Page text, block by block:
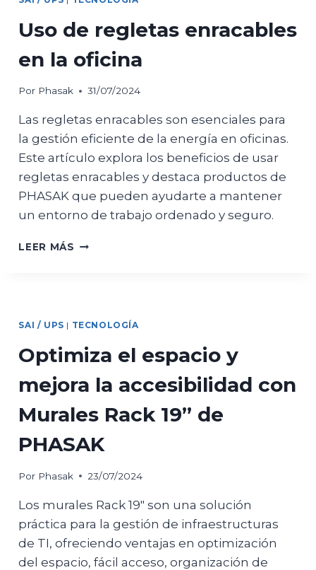
Uso de regletas enracables
en la oficina
Por Phasak 31/07/2024
Las regletas enracables son esenciales para
la gestión eficiente de la energía en oficinas.
Este artículo explora los beneficios de usar
regletas enracables y destaca productos de
PHASAK que pueden ayudarte a mantener
un entorno de trabajo ordenado y seguro.
LEER MÁS USO
SAI / UPS | TECNOLOGÍA
Optimiza el espacio y
mejora la accesibilidad con
Murales Rack 19” de
PHASAK
Por Phasak 23/07/2024
Los murales Rack 19″ son una solución
práctica para la gestión de infraestructuras
de TI, ofreciendo ventajas en optimización
del espacio, fácil acceso, organización de